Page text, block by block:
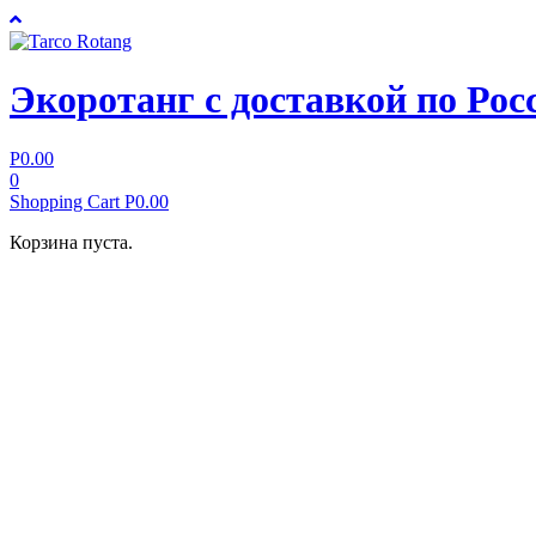
Экоротанг с доставкой по
Р0.00
0
Shopping Cart Р0.00
Корзина пуста.